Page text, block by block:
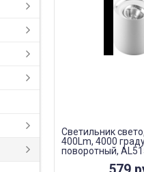
Светильник
400Lm, 4000
поворотный,